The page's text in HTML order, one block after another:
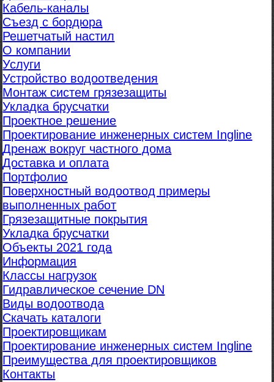
Кабель-каналы
Съезд с бордюра
Решетчатый настил
О компании
Услуги
Устройство водоотведения
Монтаж систем грязезащиты
Укладка брусчатки
Проектное решение
Проектирование инженерных систем Ingline
Дренаж вокруг частного дома
Доставка и оплата
Портфолио
Поверхностный водоотвод примеры
выполненных работ
Грязезащитные покрытия
Укладка брусчатки
Объекты 2021 года
Информация
Классы нагрузок
Гидравлическое сечение DN
Виды водоотвода
Скачать каталоги
Проектировщикам
Проектирование инженерных систем Ingline
Преимущества для проектировщиков
Контакты